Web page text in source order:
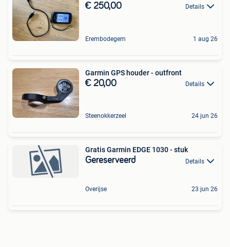
€ 250,00 Details
Erembodegem 1 aug 26
Garmin GPS houder - outfront
€ 20,00 Details
Steenokkerzeel 24 jun 26
Gratis Garmin EDGE 1030 - stuk
Gereserveerd Details
Overijse 23 jun 26